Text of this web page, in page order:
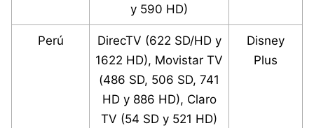
y 590 HD)
Perú
DirecTV (622 SD/HD y
1622 HD), Movistar TV
(486 SD, 506 SD, 741
HD y 886 HD), Claro
TV (54 SD y 521 HD)
Disney
Plus